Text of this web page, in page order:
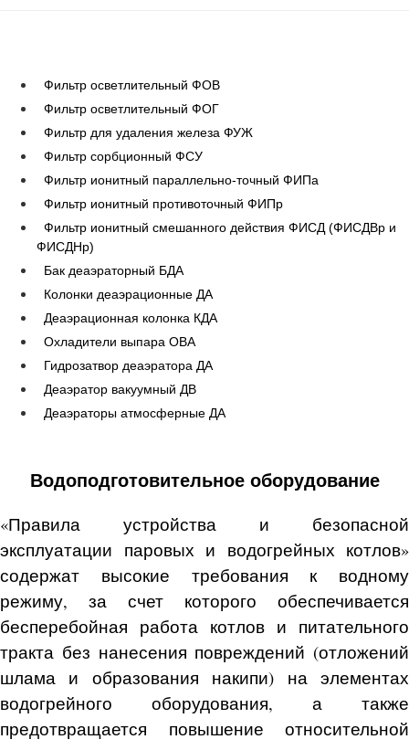
Фильтр осветлительный ФОВ
Фильтр осветлительный ФОГ
Фильтр для удаления железа ФУЖ
Фильтр сорбционный ФСУ
Фильтр ионитный параллельно-точный ФИПа
Фильтр ионитный противоточный ФИПр
Фильтр ионитный смешанного действия ФИСД (ФИСДВр и
ФИСДНр)
Бак деаэраторный БДА
Колонки деаэрационные ДА
Деаэрационная колонка КДА
Охладители выпара ОВА
Гидрозатвор деаэратора ДА
Деаэратор вакуумный ДВ
Деаэраторы атмосферные ДА
Водоподготовительное оборудование
«Правила устройства и безопасной
эксплуатации паровых и водогрейных котлов»
содержат высокие требования к водному
режиму, за счет которого обеспечивается
бесперебойная работа котлов и питательного
тракта без нанесения повреждений (отложений
шлама и образования накипи) на элементах
водогрейного оборудования, а также
предотвращается повышение относительной